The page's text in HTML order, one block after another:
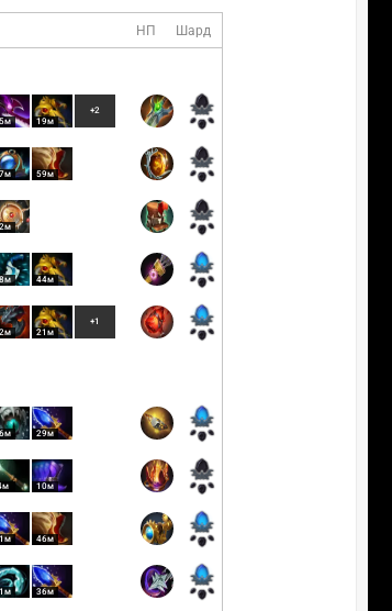
НП Шард
19м
+2
59м
44м
21м
+1
29м
10м
46м
36м